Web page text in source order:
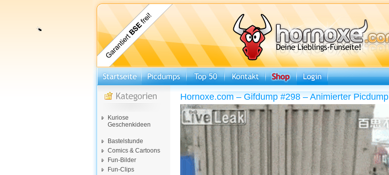
Kuriose
Geschenkideen
Bastelstunde
Comics & Cartoons
Fun-Bilder
Fun-Clips
Hornoxe.com – Gifdump #298 – Animierter Picdump